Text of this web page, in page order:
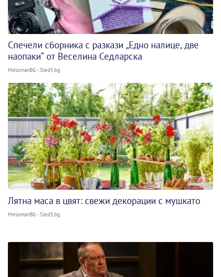
Спечели сборника с разкази „Едно налице, две
наопаки“ от Веселина Седларска
MelomanBG - Sled5.bg
Лятна маса в цвят: свежи декорации с мушкато
MelomanBG - Sled5.bg